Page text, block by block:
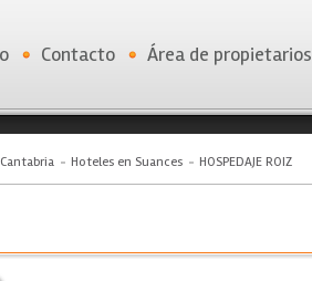
Contacto Área de propietarios
Hoteles en Suances HOSPEDAJE ROIZ